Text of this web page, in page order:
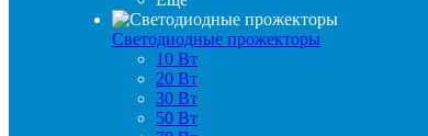
Светодиодные прожекторы
10 Вт
20 Вт
30 Вт
50 Вт